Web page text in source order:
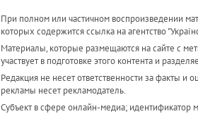
При полном или частичном воспроизведении
которых содержится ссылка на агентство
Материалы, которые размещаются на сайте с
участвует в подготовке этого контента и
Редакция не несет ответственности за факты и
рекламы несет рекламодатель.
Субъект в сфере онлайн-медиа; идентификатор